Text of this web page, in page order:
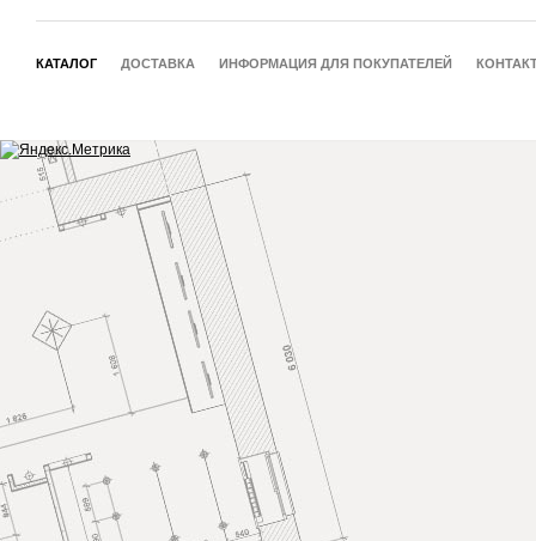
КАТАЛОГ ДОСТАВКА ИНФОРМАЦИЯ ДЛЯ ПОКУПАТЕЛЕЙ